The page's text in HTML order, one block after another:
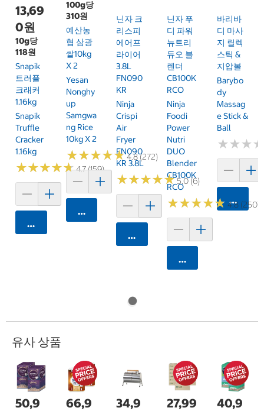
13,69
0원
10g당
118원
Snapik
트러플
크래커
1.16kg
Snapik
Truffle
Cracker
1.16kg
★★★★★
★★★★★4.7 (159)
카트에 담기
100g당
310원
예산농
협 삼광
쌀10kg
X 2
Yesan
Nonghy
Up
Samgwa
Ng Rice
10kg X 2
★★★★★
★★★★★4.8 (272)
카트에 담기
닌자 크
리스피
에어프
라이어
3.8L
FN090
KR
Ninja
Crispi
Air
Fryer
FN090
KR 3.8L
★★★★★
★★★★★5.0 (6)
카트에 담기
닌자 푸
디 파워
뉴트리
듀오 블
렌더
CB100K
RCO
Ninja
Foodi
Power
Nutri
DUO
Blender
CB100K
RCO
★★★★★
★★★★★ 4.8 (250)
카트에 담기
바리바
디 마사
지 릴렉
스틱 &
지압볼
Barybo
Dy
Massag
E Stick &
Ball
★★★
★★★
카트에
유사 상품
50,9
66,9
34,9
27,99
40,9